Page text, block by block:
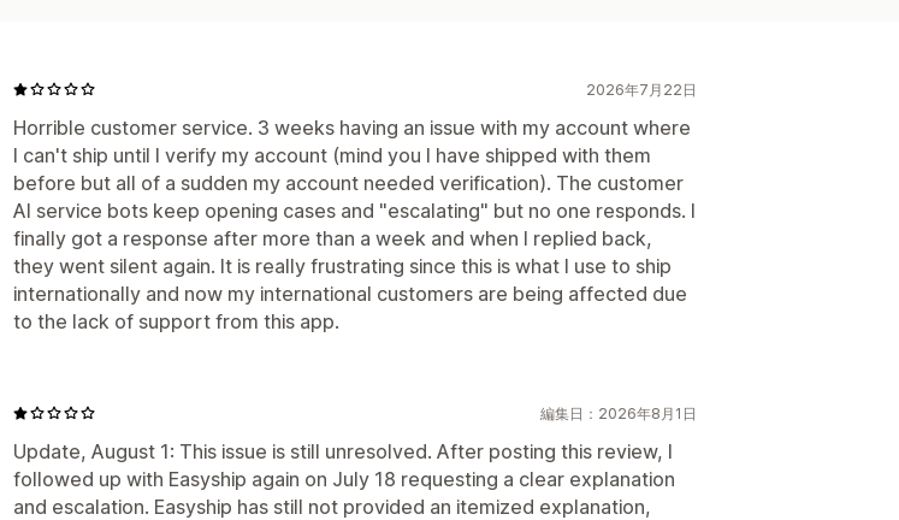
2026年7月22日
Horrible customer service. 3 weeks having an issue with my account where
I can't ship until I verify my account (mind you I have shipped with them
before but all of a sudden my account needed verification). The customer
AI service bots keep opening cases and "escalating" but no one responds. I
finally got a response after more than a week and when I replied back,
they went silent again. It is really frustrating since this is what I use to ship
internationally and now my international customers are being affected due
to the lack of support from this app.
編集日：2026年8月1日
Update, August 1: This issue is still unresolved. After posting this review, I
followed up with Easyship again on July 18 requesting a clear explanation
and escalation. Easyship has still not provided an itemized explanation,